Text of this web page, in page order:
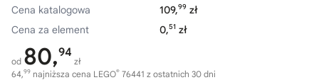
Cena katalogowa
109,99 zł
Cena za element
0,51 zł
od 80,94
zł
64,99 najniższa cena LEGO® 76441 z ostatnich 30 dni